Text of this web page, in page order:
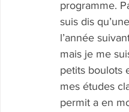
programme.
suis dis
l’année
mais je me
petits boulots
mes études
permit a en